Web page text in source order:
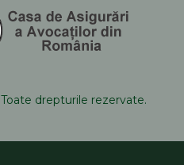
Toate drepturile rezervate.